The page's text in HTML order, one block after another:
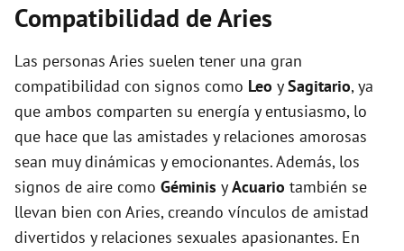
Compatibilidad de Aries
Las personas Aries suelen tener una gran
compatibilidad con signos como Leo ySagitario, ya
que ambos comparten su energía y entusiasmo, lo
que hace que las amistades y relaciones amorosas
sean muy dinámicas y emocionantes. Además, los
signos de aire como Géminis yAcuario también se
llevan bien con Aries, creando vínculos de amistad
divertidos y relaciones sexuales apasionantes. En